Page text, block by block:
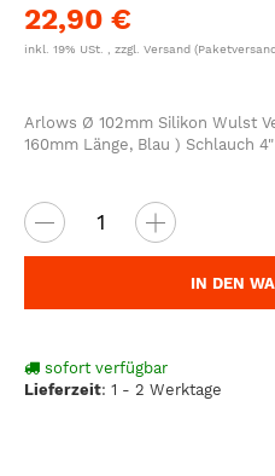
22,90 €
inkl. 19% USt. , zzgl. Versand
Arlows Ø 102mm Silikon Wulst
160mm Länge, Blau ) Schlauch 4"
IN DEN
sofort verfügbar
Lieferzeit: 1 - 2 Werktage